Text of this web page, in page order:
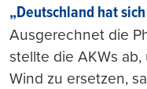
„Deutschland hat
Ausgerechnet die
stellte die AKWs
Wind zu ersetzen,